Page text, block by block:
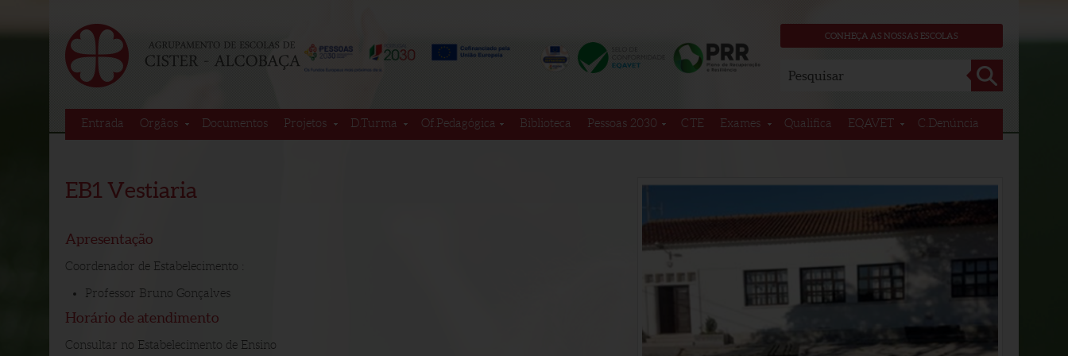
CONHEÇA AS NOSSAS ESCOLAS
Ok
Entrada Orgãos Documentos Projetos D.Turma Of.Pedagógica Biblioteca Pessoas 2030 CTE Exames Qualifica EQAVET C.Denúncia
EB1 Vestiaria
Apresentação
Coordenador de Estabelecimento :
Professor Bruno Gonçalves
Horário de atendimento
Consultar no Estabelecimento de Ensino